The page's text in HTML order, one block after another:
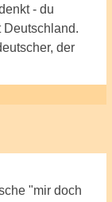
- du
Deutschland.
der
"mir doch